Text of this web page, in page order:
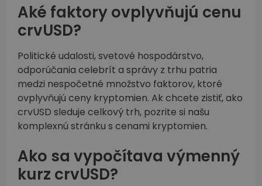
Aké faktory ovplyvňujú cenu
crvUSD?
Politické udalosti, svetové hospodárstvo,
odporúčania celebrít a správy z trhu patria
medzi nespočetné množstvo faktorov, ktoré
ovplyvňujú ceny kryptomien. Ak chcete zistiť, ako
crvUSD sleduje celkový trh, pozrite si našu
komplexnú stránku s cenami kryptomien.
Ako sa vypočítava výmenný
kurz crvUSD?